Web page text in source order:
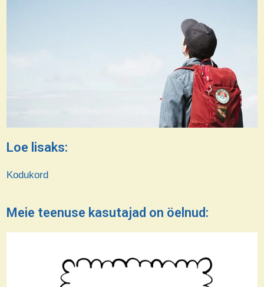
Loe lisaks:
Kodukord
Meie teenuse kasutajad on öelnud: